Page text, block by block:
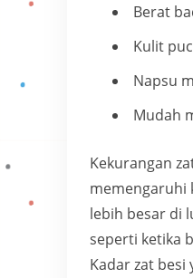
Berat
Kulit
Napsu
Mudah
Kekurangan
memengaruhi
lebih besar di
seperti ketika
Kadar zat besi